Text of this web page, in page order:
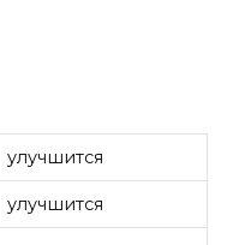
улучшится
улучшится